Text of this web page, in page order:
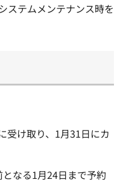
ステムメンテナンス時を
受け取り、1月31日にカ
なる1月24日まで予約